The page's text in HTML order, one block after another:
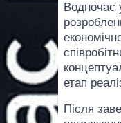
Водночас
етап
Після